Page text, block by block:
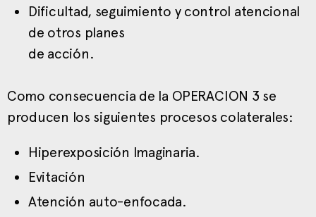
Dificultad, seguimiento y control atencional
de otros planes
de acción.
Como consecuencia de la OPERACION 3 se
producen los siguientes procesos colaterales:
Hiperexposición Imaginaria.
Evitación
Atención auto-enfocada.